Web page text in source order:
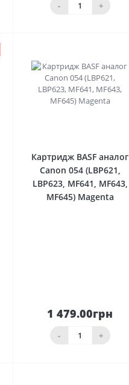
- +
Картридж BASF аналог
Canon 054 (LBP621,
LBP623, MF641, MF643,
MF645) Magenta
1 479.00грн
- +
До
кошика